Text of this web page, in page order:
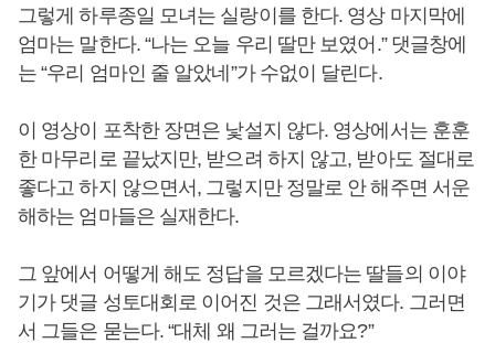
그렇게 하루종일 모녀는 실랑이를 한다. 영상 마지막에
엄마는 말한다. “나는 오늘 우리 딸만 보였어.” 댓글창에
는 “우리 엄마인 줄 알았네”가 수없이 달린다.
이 영상이 포착한 장면은 낯설지 않다. 영상에서는 훈훈
한 마무리로 끝났지만, 받으려 하지 않고, 받아도 절대로
좋다고 하지 않으면서, 그렇지만 정말로 안 해주면 서운
해하는 엄마들은 실재한다.
그 앞에서 어떻게 해도 정답을 모르겠다는 딸들의 이야
기가 댓글 성토대회로 이어진 것은 그래서였다. 그러면
서 그들은 묻는다. “대체 왜 그러는 걸까요?”